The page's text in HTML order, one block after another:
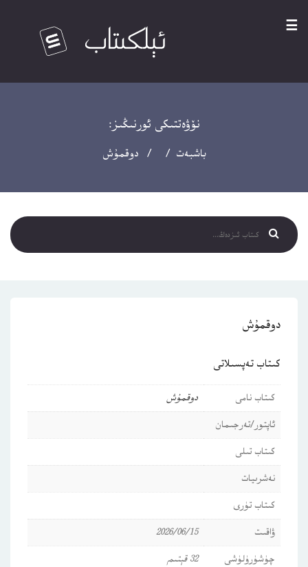
☰
نۆۋەتتىكى ئورنىڭىز:
باشبەت / / دوقمۇش
دوقمۇش
كىتاب تەپسىلاتى
كىتاب نامى
دوقمۇش
ئاپتور/تەرجىمان
كىتاب تىلى
نەشرىيات
كىتاب تۈرى
ۋاقىت
2026/06/15
چۈشۈرۈلۈشى
32 قېتىم